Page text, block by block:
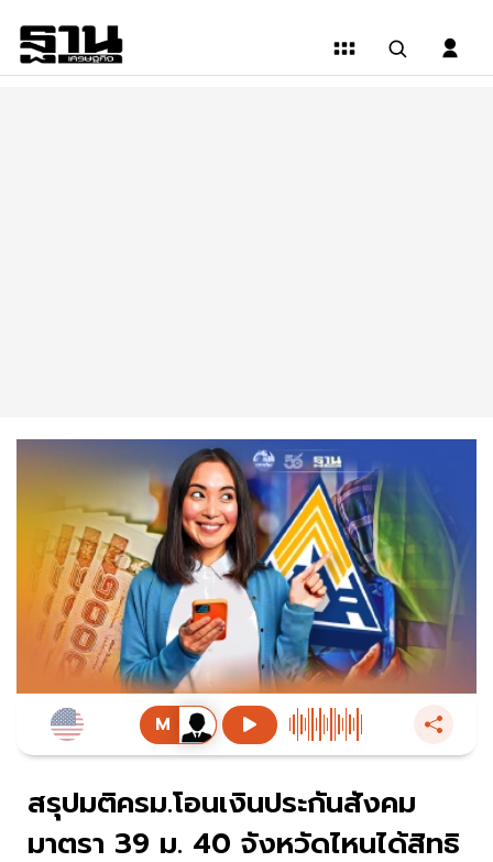
สรุปมติครม.โอนเงินประกันสังคม
มาตรา 39 ม. 40 จังหวัดไหนได้สิทธิ